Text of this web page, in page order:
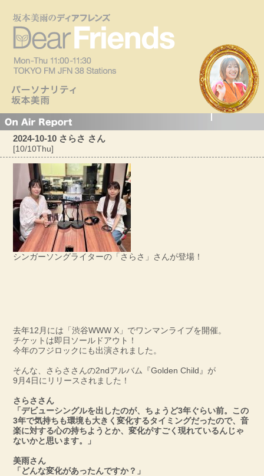
2024-10-10 さらさ さん
[10/10Thu]
シンガーソングライターの「さらさ」さんが登場！
去年12月には「渋谷WWW X」でワンマンライブを開催。
チケットは即日ソールドアウト！
今年のフジロックにも出演されました。
そんな、さらささんの2ndアルバム『Golden Child』が
9月4日にリリースされました！
さらささん
「デビューシングルを出したのが、ちょうど3年ぐらい前。この
3年で気持ちも環境も大きく変化するタイミングだったので、音
楽に対する心の持ちようとか、変化がすごく現れているんじゃ
ないかと思います。」
美雨さん
「どんな変化があったんですか？」